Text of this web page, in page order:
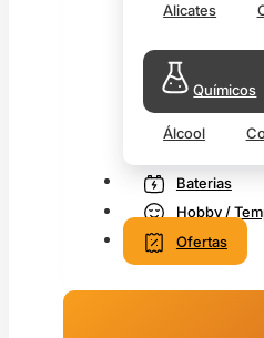
Alicates
Químicos
Álcool
Baterias
Hobby /
Ofertas